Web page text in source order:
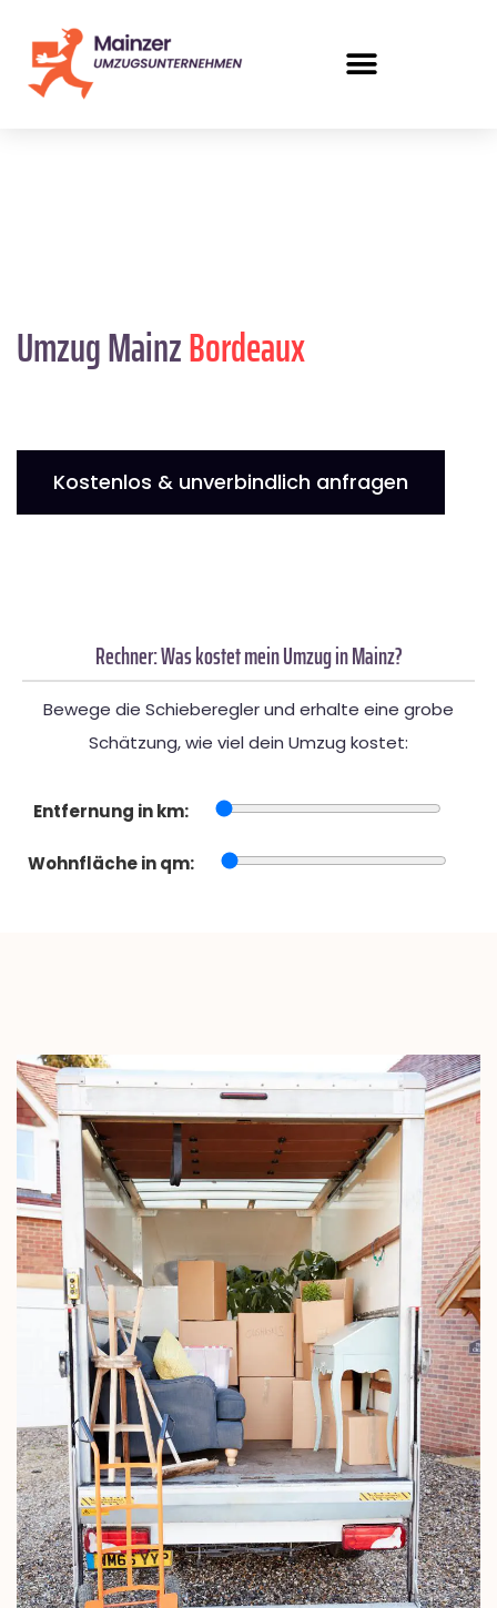
Umzug MainzBordeaux
Kostenlos & unverbindlich anfragen
Rechner: Was kostet mein Umzug in Mainz?
Bewege die Schieberegler und erhalte eine grobe
Schätzung, wie viel dein Umzug kostet:
Entfernung in km:
Wohnfläche in qm: